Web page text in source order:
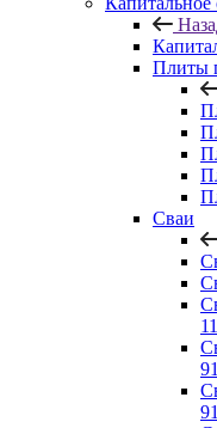
Плиты
Сваи
91
91